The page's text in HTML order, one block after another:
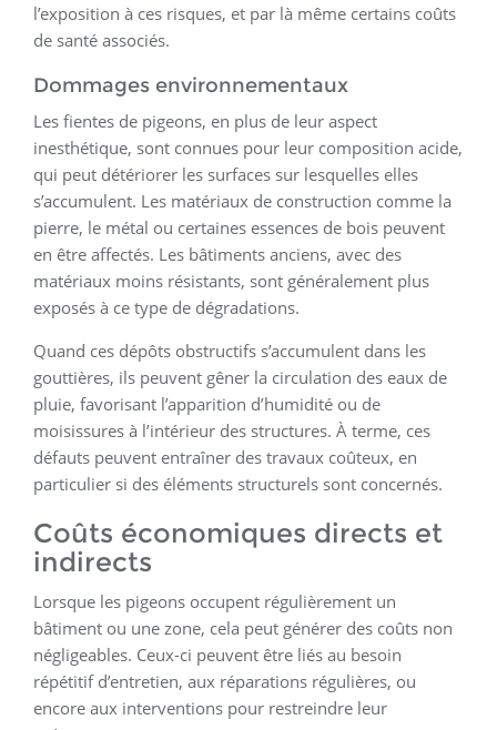
l’exposition à ces risques, et par là même certains coûts
de santé associés.
Dommages environnementaux
Les fientes de pigeons, en plus de leur aspect
inesthétique, sont connues pour leur composition acide,
qui peut détériorer les surfaces sur lesquelles elles
s’accumulent. Les matériaux de construction comme la
pierre, le métal ou certaines essences de bois peuvent
en être affectés. Les bâtiments anciens, avec des
matériaux moins résistants, sont généralement plus
exposés à ce type de dégradations.
Quand ces dépôts obstructifs s’accumulent dans les
gouttières, ils peuvent gêner la circulation des eaux de
pluie, favorisant l’apparition d’humidité ou de
moisissures à l’intérieur des structures. À terme, ces
défauts peuvent entraîner des travaux coûteux, en
particulier si des éléments structurels sont concernés.
Coûts économiques directs et
indirects
Lorsque les pigeons occupent régulièrement un
bâtiment ou une zone, cela peut générer des coûts non
négligeables. Ceux-ci peuvent être liés au besoin
répétitif d’entretien, aux réparations régulières, ou
encore aux interventions pour restreindre leur